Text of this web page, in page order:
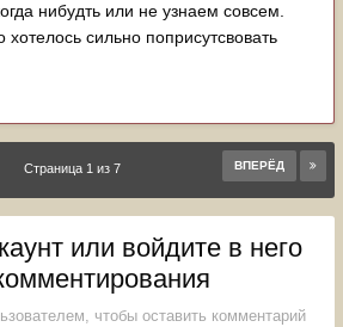
нибудть или не узнаем совсем.
сильно поприсутсвовать
ВПЕРЁД
Страница 1 из 7
или войдите в него
чтобы оставить комментарий